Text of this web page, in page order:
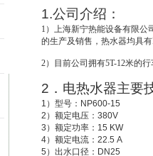
1.公司介绍：
1 ）上海新宁热能设备有限公
的生产及销售，热水器均具
2）目前公司拥有5T-12米的
2 ．电热水器主要
1 ）型号： NP600-15
2 ）额定电压： 380V
3 ）额定功率： 15 KW
4）额定电流： 22.5 A
5 ）出水口径： DN25